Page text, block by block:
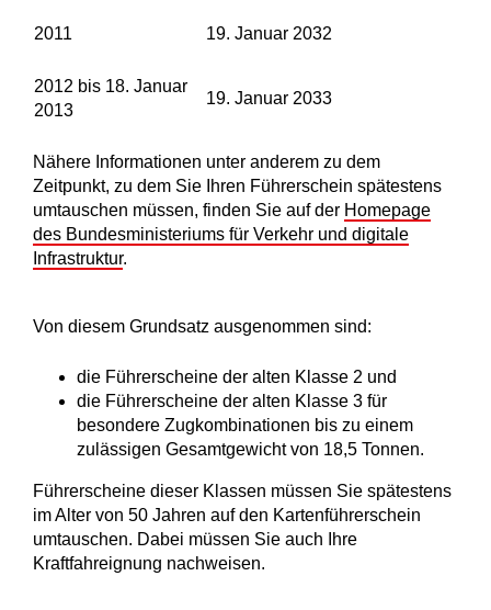
2011 19. Januar 2032
2012 bis 18. Januar
2013
19. Januar 2033
Nähere Informationen unter anderem zu dem
Zeitpunkt, zu dem Sie Ihren Führerschein spätestens
umtauschen müssen, finden Sie auf der Homepage
des Bundesministeriums für Verkehr und digitale
Infrastruktur.
Von diesem Grundsatz ausgenommen sind:
die Führerscheine der alten Klasse 2 und
die Führerscheine der alten Klasse 3 für
besondere Zugkombinationen bis zu einem
zulässigen Gesamtgewicht von 18,5 Tonnen.
Führerscheine dieser Klassen müssen Sie spätestens
im Alter von 50 Jahren auf den Kartenführerschein
umtauschen. Dabei müssen Sie auch Ihre
Kraftfahreignung nachweisen.